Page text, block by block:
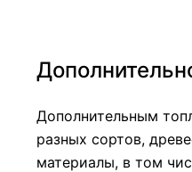
Дополнительным
разных сортов,
материалы, в том